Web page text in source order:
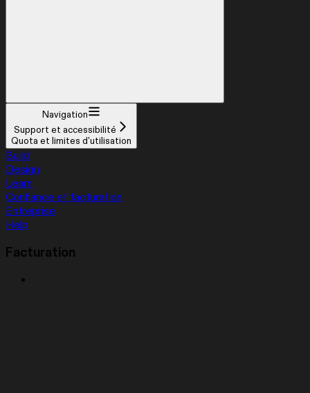
Navigation
Support et accessibilité
Quota et limites d'utilisation
Build
Design
Learn
Confiance et facturation
Entreprise
Help
Facturation